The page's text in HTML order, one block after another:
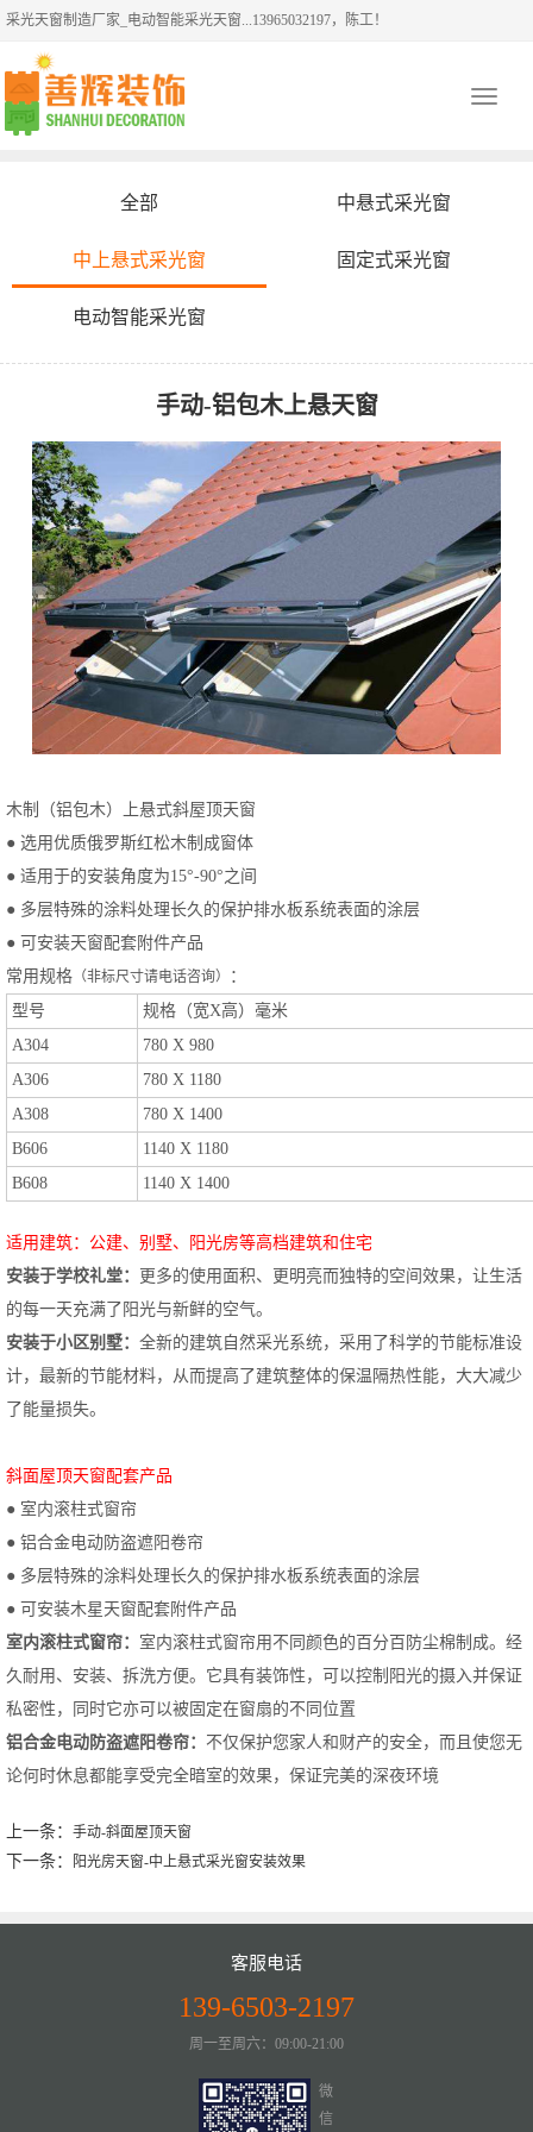
采光天窗制造厂家_电动智能采光天窗...13965032197，陈工！
Toggle
全部 中悬式采光窗
中上悬式采光窗 固定式采光窗
电动智能采光窗
手动-铝包木上悬天窗
木制（铝包木）上悬式斜屋顶天窗
● 选用优质俄罗斯红松木制成窗体
● 适用于的安装角度为15°-90°之间
● 多层特殊的涂料处理长久的保护排水板系统表面的涂层
● 可安装天窗配套附件产品
常用规格 （非标尺寸请电话咨询）
：
型号
规格（宽X高）毫米
A304
780 X 980
A306
780 X 1180
A308
780 X 1400
B606
1140 X 1180
B608
1140 X 1400
适用建筑：公建、别墅、阳光房等高档建筑和住宅
安装于学校礼堂：
更多的使用面积、更明亮而独特的空间效果，让生活
的每一天充满了阳光与新鲜的空气。
安装于小区别墅： 全新的建筑自然采光系统，采用了科学的节能标准设
计，最新的节能材料，从而提高了建筑整体的保温隔热性能，大大减少
了能量损失。
斜面屋顶天窗配套产品
● 室内滚柱式窗帘
● 铝合金电动防盗遮阳卷帘
● 多层特殊的涂料处理长久的保护排水板系统表面的涂层
● 可安装木星天窗配套附件产品
室内滚柱式窗帘： 室内滚柱式窗帘用不同颜色的百分百防尘棉制成。经
久耐用、安装、拆洗方便。它具有装饰性，可以控制阳光的摄入并保证
私密性，同时它亦可以被固定在窗扇的不同位置
铝合金电动防盗遮阳卷帘： 不仅保护您家人和财产的安全，而且使您无
论何时休息都能享受完全暗室的效果，保证完美的深夜环境
上一条： 手动-斜面屋顶天窗
下一条： 阳光房天窗-中上悬式采光窗安装效果
客服电话
139-6503-2197
周一至周六：09:00-21:00
微
信